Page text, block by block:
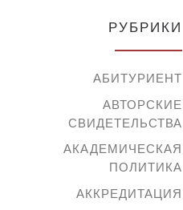
РУБРИКИ
АБИТУРИЕНТ
АВТОРСКИЕ
СВИДЕТЕЛЬСТВА
АКАДЕМИЧЕСКАЯ
ПОЛИТИКА
АККРЕДИТАЦИЯ